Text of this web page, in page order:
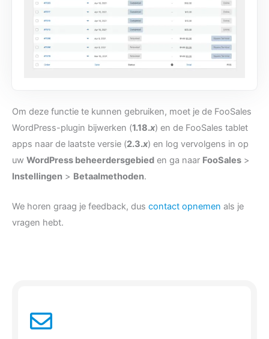
Om deze functie te kunnen gebruiken, moet je de FooSales
WordPress-plugin bijwerken (1.18.x) en de FooSales tablet
apps naar de laatste versie (2.3.x) en log vervolgens in op
uw WordPress beheerdersgebied en ga naar FooSales >
Instellingen > Betaalmethoden.
We horen graag je feedback, dus contact opnemen als je
vragen hebt.